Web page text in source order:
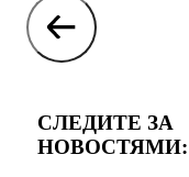
СЛЕДИТЕ ЗА
НОВОСТЯМИ: